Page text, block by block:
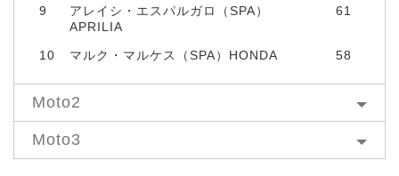
9
アレイシ・エスパルガロ（SPA）
APRILIA
61
10 マルク・マルケス（SPA）HONDA 58
Moto2
Moto3